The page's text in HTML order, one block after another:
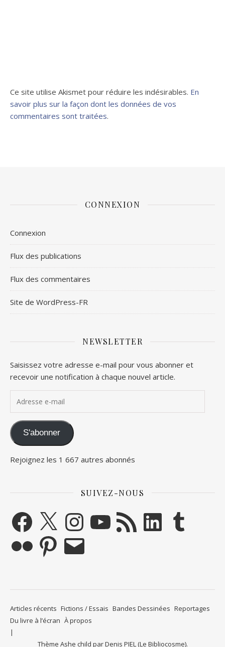
Ce site utilise Akismet pour réduire les indésirables. En
savoir plus sur la façon dont les données de vos
commentaires sont traitées.
CONNEXION
Connexion
Flux des publications
Flux des commentaires
Site de WordPress-FR
NEWSLETTER
Saisissez votre adresse e-mail pour vous abonner et
recevoir une notification à chaque nouvel article.
S'abonner
Rejoignez les 1 667 autres abonnés
SUIVEZ-NOUS
Facebook
X InstagramYouTubeFlux RSSLinkedIn Tumblr
PinterestE-mail
Articles récents Fictions / Essais Bandes Dessinées Reportages
Du livre à l’écran À propos
Thème Ashe child parDenis PIEL (Le Bibliocosme).